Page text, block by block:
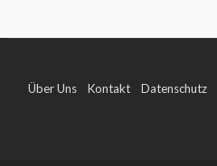
Über Uns Kontakt Datenschutz